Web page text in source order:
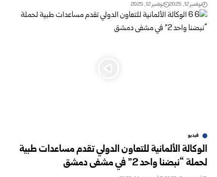
نوفمبر 12, 2025 نوفمبر 12, 2025
فيديو
الوكالة الألمانية للتعاون الدولي تقدم مساعدات طبية
لحملة “نبضنا واحد 2” في مشفى دمشق